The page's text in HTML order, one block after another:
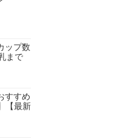
ップ数
まで
すすめ
【最新